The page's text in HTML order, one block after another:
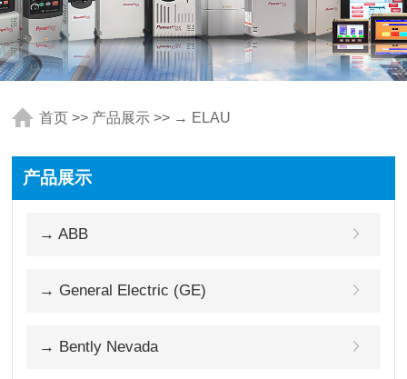
首页 >> 产品展示 >> → ELAU
产品展示
→ ABB
→ General Electric (GE)
→ Bently Nevada